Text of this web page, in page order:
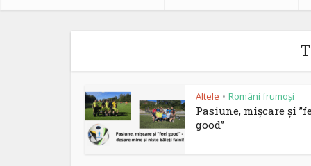
Altele • Români frumoși
Pasiune, mișcare și
good”